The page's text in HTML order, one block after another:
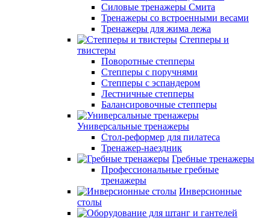
Силовые тренажеры Смита
Тренажеры со встроенными весами
Тренажеры для жима лежа
Степперы и
твистеры
Поворотные степперы
Степперы с поручнями
Степперы с эспандером
Лестничные степперы
Балансировочные степперы
Универсальные тренажеры
Стол-реформер для пилатеса
Тренажер-наездник
Гребные тренажеры
Профессиональные гребные
тренажеры
Инверсионные
столы